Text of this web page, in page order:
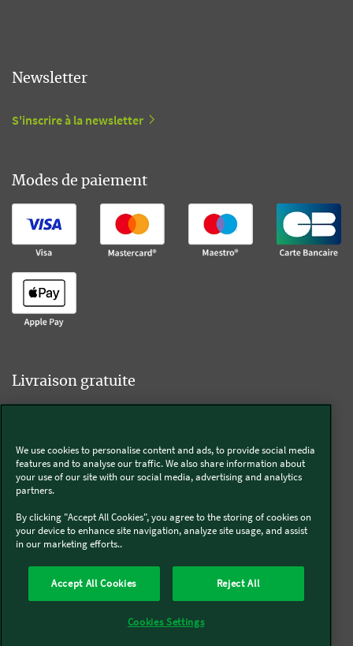
Newsletter
S'inscrire à la newsletter
Modes de paiement
Livraison gratuite
Livraison offerte sur l'e-shop dès 55€ d'achat.
Kobold
We use cookies to personalise content and ads, to provide social media
features and to analyse our traffic. We also share information about
your use of our site with our social media, advertising and analytics
partners.
By clicking "Accept All Cookies", you agree to the storing of cookies on
your device to enhance site navigation, analyze site usage, and assist
in our marketing efforts..
Accept All Cookies Reject All
Cookies Settings